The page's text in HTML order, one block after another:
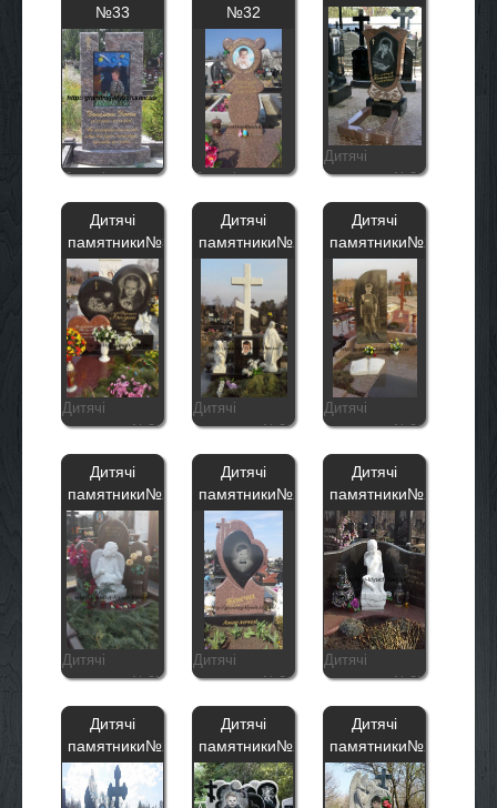
№33
Дитячі
памятники
№33
№32
Дитячі
памятники
№32
Дитячі
памятники№31
Дитячі
памятники№30
Дитячі
памятники№30
Дитячі
памятники№29
Дитячі
памятники№29
Дитячі
памятники№28
Дитячі
памятники№28
Дитячі
памятники№27
Дитячі
памятники№27
Дитячі
памятники№26
Дитячі
памятники№26
Дитячі
памятники№25
Дитячі
памятники№25
Дитячі
памятники№24
Дитячі
памятники№23
Дитячі
памятники№22